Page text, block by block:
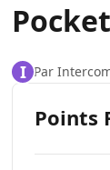
I Par
Points